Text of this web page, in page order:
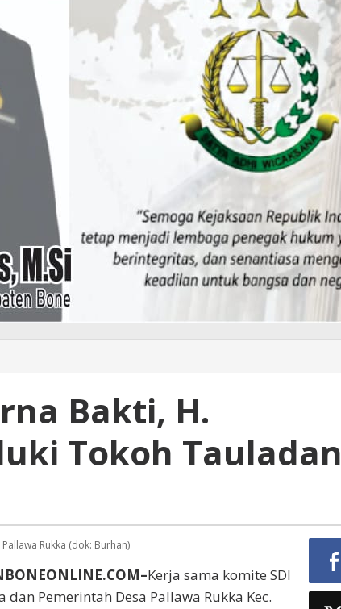
Bakti, H.
Tokoh Tauladan
Rukka (dok: Burhan)
Kerja sama komite SDI
dan Pemerintah Desa Pallawa Rukka Kec.